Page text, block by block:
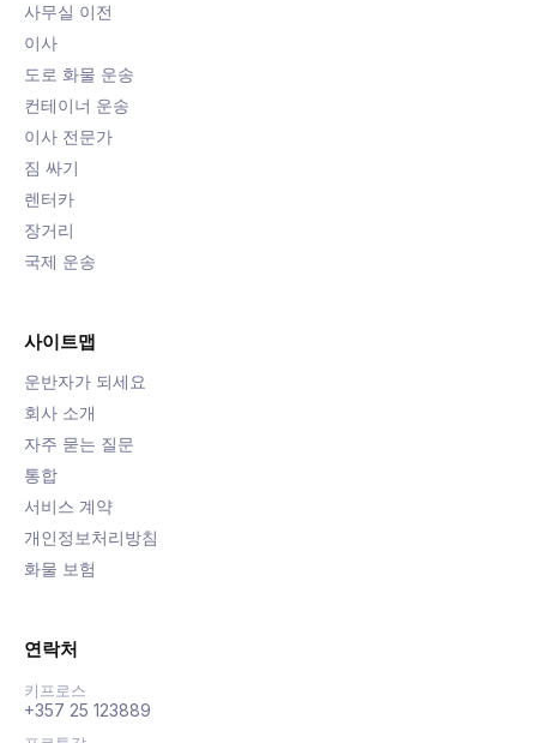
사무실 이전
이사
도로 화물 운송
컨테이너 운송
이사 전문가
짐 싸기
렌터카
장거리
국제 운송
사이트맵
운반자가 되세요
회사 소개
자주 묻는 질문
통합
서비스 계약
개인정보처리방침
화물 보험
연락처
키프로스
+357 25 123889